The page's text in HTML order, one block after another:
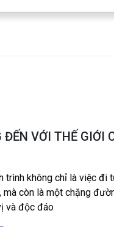
ĐẾN VỚI THẾ GIỚI
trình không chỉ là việc đi
mà còn là một chặng
và độc đáo